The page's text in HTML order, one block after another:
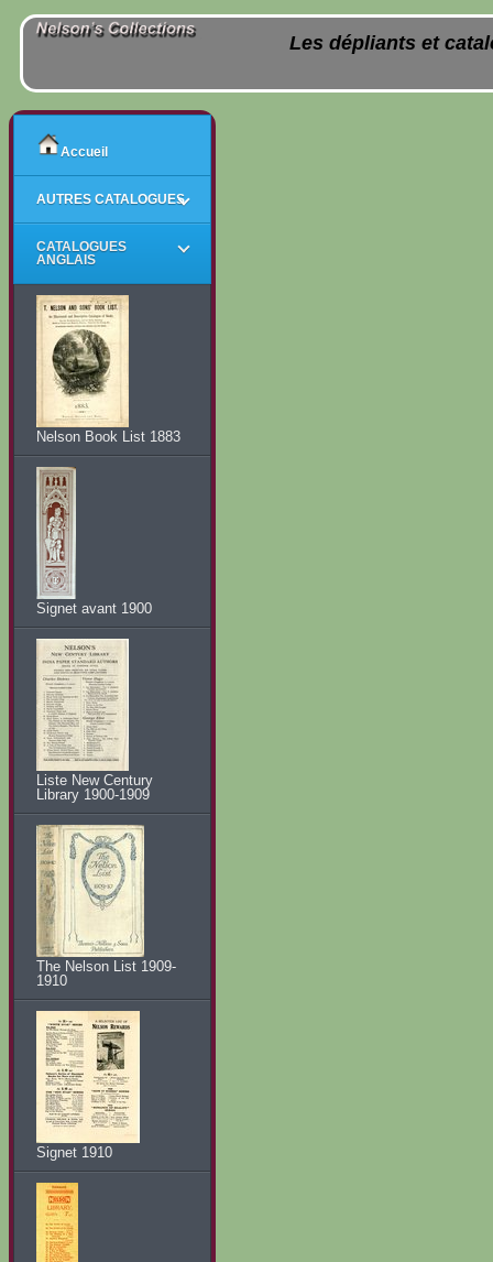
Les dépliants et
Accueil
AUTRES CATALOGUES
CATALOGUES
ANGLAIS
Nelson Book List 1883
Signet avant 1900
Liste New Century
Library 1900-1909
The Nelson List 1909-
1910
Signet 1910